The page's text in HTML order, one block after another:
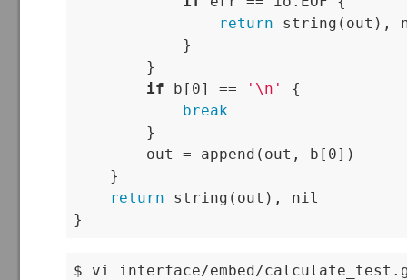
return string(out),
            }
        }
if b[0] == '\n'
{
break
        }
        out = append(out, b[0])
    }
return string(out), nil
}
$ vi interface/embed/